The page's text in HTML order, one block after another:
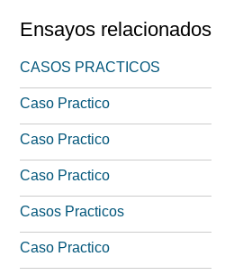
Ensayos relacionados
CASOS PRACTICOS
Caso Practico
Caso Practico
Caso Practico
Casos Practicos
Caso Practico